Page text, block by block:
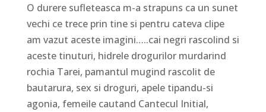
O durere sufleteasca m-a strapuns ca un sunet
vechi ce trece prin tine si pentru cateva clipe
am vazut aceste imagini…..cai negri rascolind si
aceste tinuturi, hidrele drogurilor murdarind
rochia Tarei, pamantul mugind rascolit de
bautarura, sex si droguri, apele tipandu-si
agonia, femeile cautand Cantecul Initial,